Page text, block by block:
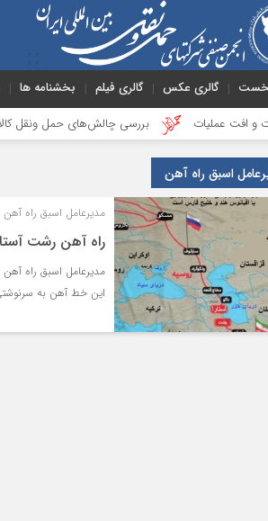
گالری عکس گالری فیلم بخشنامه ها
بررسی چالش‌های حمل ونقل کالا حوزه‌های
اسبق راه آهن
مدیرعامل اسبق راه
راه آهن رشت
مدیرعامل اسبق راه آهن
این خط آهن به